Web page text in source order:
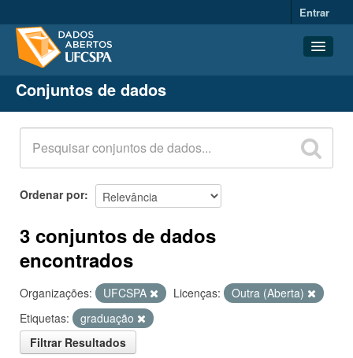
Entrar
Conjuntos de dados
Organizações
Grupos
Sobre
Conjuntos de dados
Ordenar por
3 conjuntos de dados
encontrados
Organizações: UFCSPA Licenças:
Outra (Aberta)
Etiquetas:
graduação
Filtrar Resultados